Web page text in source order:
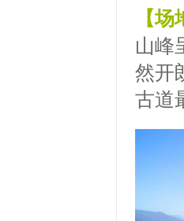
【
山峰
然开
古道